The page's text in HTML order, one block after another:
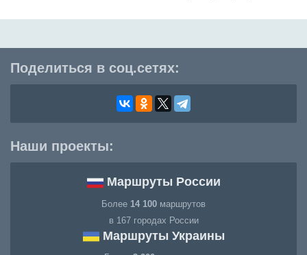
Поделиться в соц.сетях:
Наши проекты:
Маршруты России
Более 14 100 маршрутов
в 167 городах России
Маршруты Украины